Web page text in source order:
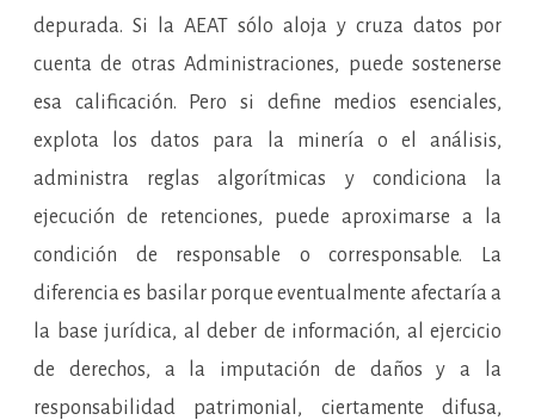
depurada. Si la AEAT sólo aloja y cruza datos por
cuenta de otras Administraciones, puede sostenerse
esa calificación. Pero si define medios esenciales,
explota los datos para la minería o el análisis,
administra reglas algorítmicas y condiciona la
ejecución de retenciones, puede aproximarse a la
condición de responsable o corresponsable. La
diferencia es basilar porque eventualmente afectaría a
la base jurídica, al deber de información, al ejercicio
de derechos, a la imputación de daños y a la
responsabilidad patrimonial, ciertamente difusa,